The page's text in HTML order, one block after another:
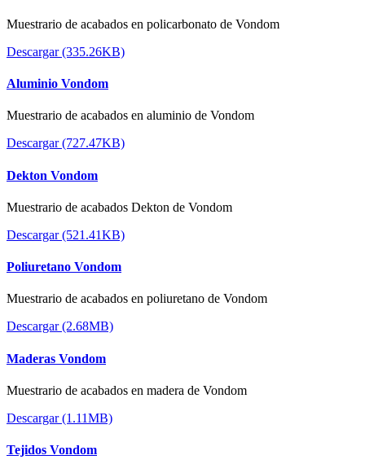
Muestrario de acabados en policarbonato de Vondom
Descargar (335.26KB)
Aluminio Vondom
Muestrario de acabados en aluminio de Vondom
Descargar (727.47KB)
Dekton Vondom
Muestrario de acabados Dekton de Vondom
Descargar (521.41KB)
Poliuretano Vondom
Muestrario de acabados en poliuretano de Vondom
Descargar (2.68MB)
Maderas Vondom
Muestrario de acabados en madera de Vondom
Descargar (1.11MB)
Tejidos Vondom